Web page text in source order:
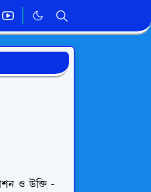
ও উক্তি -